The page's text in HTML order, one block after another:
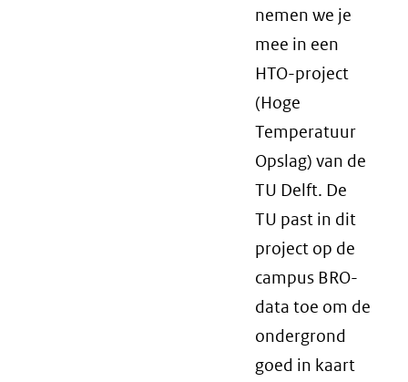
nemen we je
mee in een
HTO-project
(Hoge
Temperatuur
Opslag) van de
TU Delft. De
TU past in dit
project op de
campus BRO-
data toe om de
ondergrond
goed in kaart